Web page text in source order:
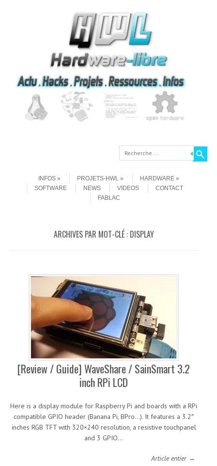
Recherche
INFOS
PROJETS-HWL
HARDWARE
SOFTWARE
NEWS VIDEOS
CONTACT
FABLAC
ARCHIVES PAR MOT-CLÉ : DISPLAY
[Review / Guide] WaveShare / SainSmart 3.2
inch RPi LCD
Here is a display module for Raspberry Pi and boards with a RPi
compatible GPIO header (Banana Pi, BPro…). It features a 3.2″
inches RGB TFT with 320×240 resolution, a resistive touchpanel
and 3 GPIO…
Article entier →